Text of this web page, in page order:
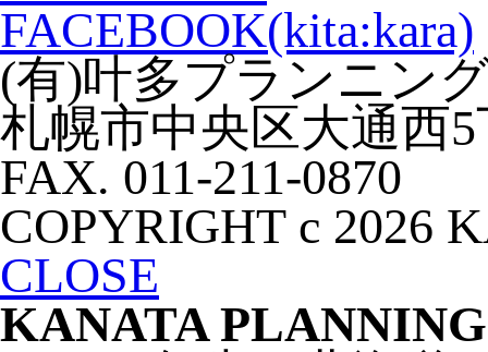
FACEBOOK(kita:kara)
(有)叶多プランニン
札幌市中央区大通
FAX. 011-211-0870
COPYRIGHT c 2026
CLOSE
KANATA PLANNING